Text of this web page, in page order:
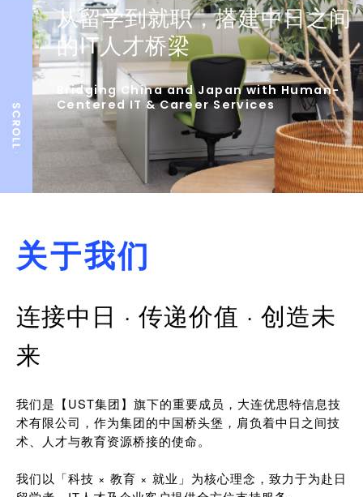
从留学到就职，搭建中日之间
的IT人才桥梁
Bridging China and Japan with Human-
Centered IT & Career Services
关于我们
连接中日 · 传递价值 · 创造未
来
我们是【UST集团】旗下的重要成员，大连优思特信息技
术有限公司，作为集团的中国桥头堡，肩负着中日之间技
术、人才与教育资源桥接的使命。
我们以「科技 × 教育 × 就业」为核心理念，致力于为赴日